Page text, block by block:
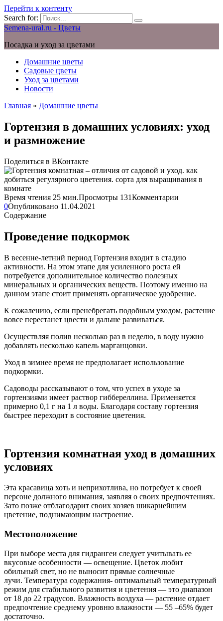
Перейти к контенту
Search for:
Semena-ural.ru - Цветы
Посадка и уход за цветами
Домашние цветы
Садовые цветы
Уход за цветами
Новости
Главная » Домашние цветы
Гортензия в домашних условиях: уход
и размножение
Поделиться в ВКонтакте
Время чтения 25 мин.Просмотры 131Комментарии
0Опубликовано 11.04.2021
Содержание
Проведение подкормок
В весенне-летний период Гортензия входит в стадию
активности. На этом этапе для усиленного роста ей
потребуется дополнительное количество полезных
минеральных и органических веществ. Поэтому именно на
данном этапе стоит применять органическое удобрение.
К сожалению, если пренебрегать подобным уходом, растение
вовсе перестанет цвести и дальше развиваться.
Осуществляя полив несколько раз в неделю, в воду нужно
добавлять несколько капель марганцовки.
Уход в зимнее время не предполагает использование
подкормки.
Садоводы рассказывают о том, что успех в уходе за
гортензиями имеет раствор гиббереллина. Применяется
примерно 0,1 г на 1 л воды. Благодаря составу гортензия
быстрее переходит в состояние цветения.
Гортензия комнатная уход в домашних
условиях
Эта красавица хоть и неприхотлива, но потребует к своей
персоне должного внимания, заявляя о своих предпочтениях.
Зато позже отблагодарит своих хозяев шикарнейшим
цветение, поднимающим настроение.
Местоположение
При выборе места для гидрангеи следует учитывать ее
вкусовые особенности — освещение. Цветок любит
обильный свет, но не выносит прямые солнечные
лучи. Температура содержания- оптимальный температурный
режим для стабильного развития и цветения — это диапазон
от 18 до 22 градусов. Влажность воздуха — растение отдает
предпочтение среднему уровню влажности — 55 –65% будет
достаточно.